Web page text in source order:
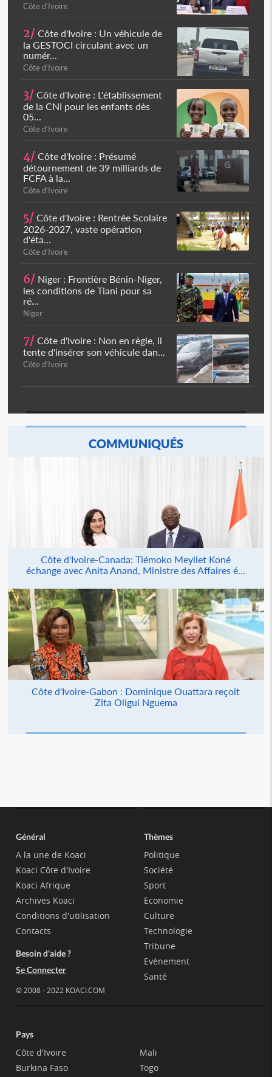
Côte d'Ivoire
2/ Côte d'Ivoire : Un véhicule de
la GESTOCI circulant avec un
numér...
Côte d'Ivoire
3/ Côte d'Ivoire : L'établissement
de la CNI pour les enfants dès
05...
Côte d'Ivoire
4/ Côte d'Ivoire : Présumé
détournement de 39 milliards de
FCFA à la...
Côte d'Ivoire
5/ Côte d'Ivoire : Rentrée Scolaire
2026-2027, vaste opération
d'éta...
Côte d'Ivoire
6/ Niger : Frontière Bénin-Niger,
les conditions de Tiani pour sa
ré...
Niger
7/ Côte d'Ivoire : Non en règle, il
tente d'insérer son véhicule dan...
Côte d'Ivoire
COMMUNIQUÉS
Côte d'Ivoire-Canada: Tiémoko Meyliet Koné
échange avec Anita Anand, Ministre des Affaires é...
Côte d'Ivoire-Gabon : Dominique Ouattara reçoit
Zita Oligui Nguema
Général
A la une de Koaci
Koaci Côte d'Ivoire
Koaci Afrique
Archives Koaci
Conditions d'utilisation
Contacts
Besoin d'aide ?
Se Connecter
© 2008 - 2022 KOACI.COM
Thèmes
Politique
Société
Sport
Economie
Culture
Technologie
Tribune
Evènement
Santé
Pays
Côte d'Ivoire
Burkina Faso
Mali
Togo